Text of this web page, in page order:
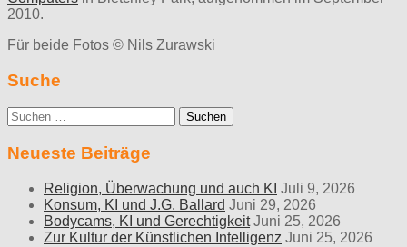
2010.
Für beide Fotos © Nils Zurawski
Suche
Suche
nach:
Neueste Beiträge
Religion, Überwachung und auch KI Juli 9, 2026
Konsum, KI und J.G. Ballard Juni 29, 2026
Bodycams, KI und Gerechtigkeit Juni 25, 2026
Zur Kultur der Künstlichen Intelligenz Juni 25, 2026